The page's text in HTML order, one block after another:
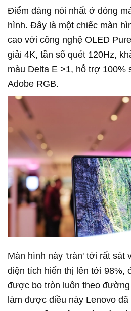
Điểm đáng nói nhất ở dòng
hình. Đây là một chiếc màn
cao với công nghệ OLED
giải 4K, tần số quét 120Hz,
màu Delta E >1, hỗ trợ 100%
Adobe RGB.
Màn hình này 'tràn' tới rất sát
diện tích hiển thị lên tới 98%,
được bo tròn luôn theo
làm được điều này Lenovo đã